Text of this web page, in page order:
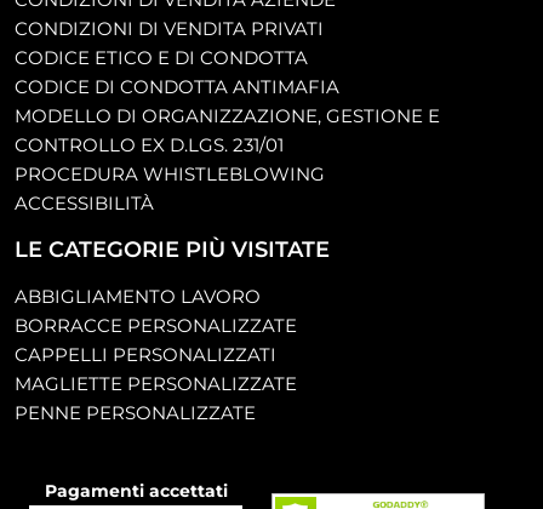
CONDIZIONI DI VENDITA PRIVATI
CODICE ETICO E DI CONDOTTA
CODICE DI CONDOTTA ANTIMAFIA
MODELLO DI ORGANIZZAZIONE, GESTIONE E
CONTROLLO EX D.LGS. 231/01
PROCEDURA WHISTLEBLOWING
ACCESSIBILITÀ
LE CATEGORIE PIÙ VISITATE
ABBIGLIAMENTO LAVORO
BORRACCE PERSONALIZZATE
CAPPELLI PERSONALIZZATI
MAGLIETTE PERSONALIZZATE
PENNE PERSONALIZZATE
Pagamenti accettati